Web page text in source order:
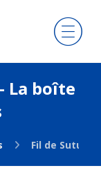
La boîte
Fil de